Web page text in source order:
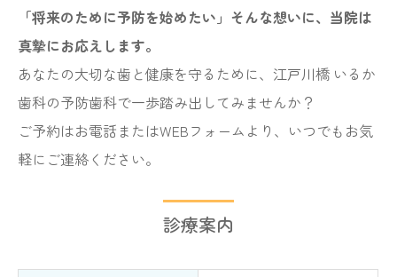
「将来のために予防を始めたい」そんな想いに、当院は
真摯にお応えします。
あなたの大切な歯と健康を守るために、江戸川橋 いるか
歯科の予防歯科で一歩踏み出してみませんか？
ご予約はお電話またはWEBフォームより、いつでもお気
軽にご連絡ください。
診療案内